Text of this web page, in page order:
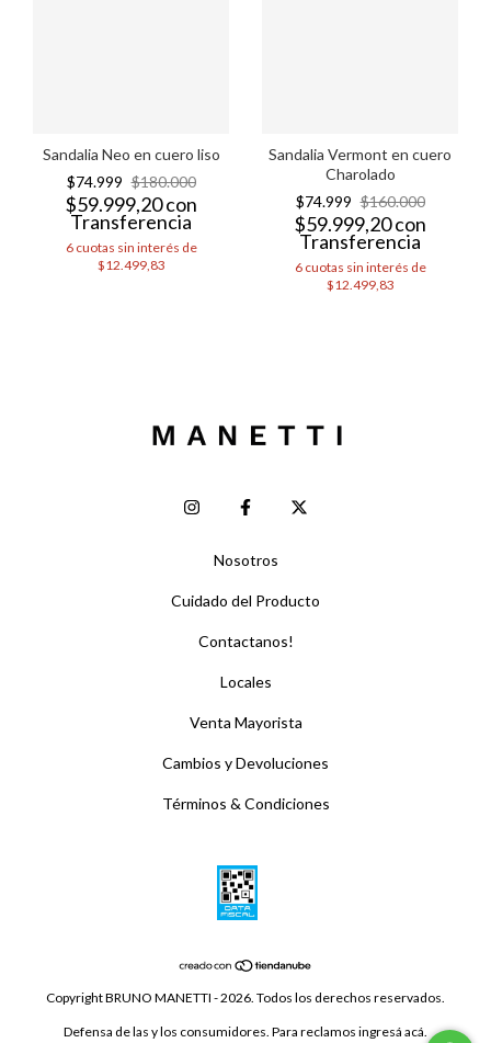
Sandalia Neo en cuero liso
$74.999 $180.000
$59.999,20con
Transferencia
6 cuotas sin interés de
$12.499,83
Sandalia Vermont en cuero
Charolado
$74.999 $160.000
$59.999,20con
Transferencia
6 cuotas sin interés de
$12.499,83
Nosotros
Cuidado del Producto
Contactanos!
Locales
Venta Mayorista
Cambios y Devoluciones
Términos & Condiciones
Copyright BRUNO MANETTI - 2026. Todos los derechos reservados.
Defensa de las y los consumidores. Para reclamos ingresá acá.